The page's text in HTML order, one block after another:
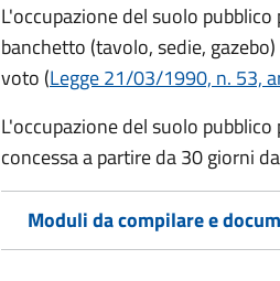
L'occupazione del suolo
banchetto (tavolo, sedie,
voto (Legge 21/03/1990, n. 53,
L'occupazione del suolo
concessa a partire da 30 giorni
Moduli da compilare e